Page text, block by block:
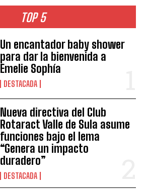
TOP 5
Un encantador baby shower
para dar la bienvenida a
Emelie Sophía
DESTACADA
Nueva directiva del Club
Rotaract Valle de Sula asume
funciones bajo el lema
“Genera un impacto
duradero”
DESTACADA